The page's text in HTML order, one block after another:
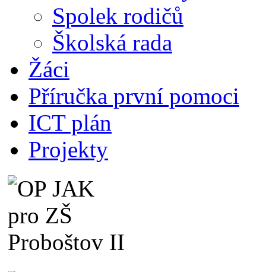
Spolek rodičů
Školská rada
Žáci
Příručka první pomoci
ICT plán
Projekty